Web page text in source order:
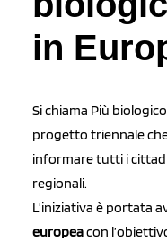
in
Si chiama Più
progetto triennale
informare tutti i
regionali.
L’iniziativa è portata
europeacon